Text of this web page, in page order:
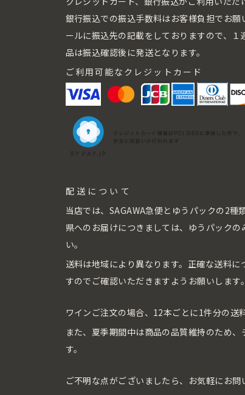
銀行振込での振込手数料はお客様負担でお
ールに振込先の記載をしておりますので、
品は振込確認後に発送となります。
ご利用可能なクレジットカード
配送について
当店では、SAGAWA急便とゆうパックの2
県へのお届けにつきましては、ゆうパック
い。
送料は地域により異なります。正確な送料
すのでご確認いただきますようお願いします
ワインご注文の場合、12本ごとに1件分の送
また、夏季期間中は商品の品質維持のため
す。
ご不明な点がございましたら、お気軽にお問